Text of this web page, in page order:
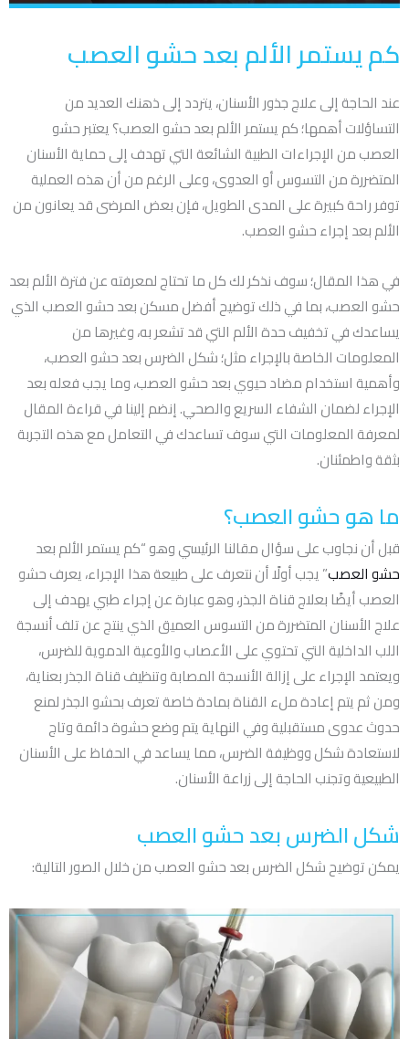
كم يستمر الألم بعد حشو العصب
عند الحاجة إلى علاج جذور الأسنان، يتردد إلى ذهنك العديد من
التساؤلات أهمها؛ كم يستمر الألم بعد حشو العصب؟ يعتبر حشو
العصب من الإجراءات الطبية الشائعة التي تهدف إلى حماية الأسنان
المتضررة من التسوس أو العدوى، وعلى الرغم من أن هذه العملية
توفر راحة كبيرة على المدى الطويل، فإن بعض المرضى قد يعانون من
الألم بعد إجراء حشو العصب.
في هذا المقال؛ سوف نذكر لك كل ما تحتاج لمعرفته عن فترة الألم بعد
حشو العصب، بما في ذلك توضيح أفضل مسكن بعد حشو العصب الذي
يساعدك في تخفيف حدة الألم التي قد تشعر به، وغيرها من
المعلومات الخاصة بالإجراء مثل؛ شكل الضرس بعد حشو العصب،
وأهمية استخدام مضاد حيوي بعد حشو العصب، وما يجب فعله بعد
الإجراء لضمان الشفاء السريع والصحي. إنضم إلينا في قراءة المقال
لمعرفة المعلومات التي سوف تساعدك في التعامل مع هذه التجربة
بثقة واطمئنان.
ما هو حشو العصب؟
قبل أن نجاوب على سؤال مقالنا الرئيسي وهو “كم يستمر الألم بعد
حشو العصب” يجب أولًا أن نتعرف على طبيعة هذا الإجراء، يعرف حشو
العصب أيضًا بعلاج قناة الجذر، وهو عبارة عن إجراء طبي يهدف إلى
علاج الأسنان المتضررة من التسوس العميق الذي ينتج عن تلف أنسجة
اللب الداخلية التي تحتوي على الأعصاب والأوعية الدموية للضرس،
ويعتمد الإجراء على إزالة الأنسجة المصابة وتنظيف قناة الجذر بعناية،
ومن ثم يتم إعادة ملء القناة بمادة خاصة تعرف بحشو الجذر لمنع
حدوث عدوى مستقبلية وفي النهاية يتم وضع حشوة دائمة وتاج
لاستعادة شكل ووظيفة الضرس، مما يساعد في الحفاظ على الأسنان
الطبيعية وتجنب الحاجة إلى زراعة الأسنان.
شكل الضرس بعد حشو العصب
يمكن توضيح شكل الضرس بعد حشو العصب من خلال الصور التالية: